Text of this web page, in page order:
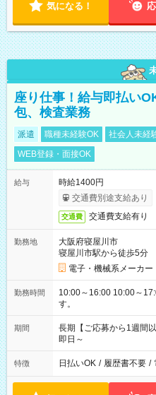
気になる！
座り仕事！給与即払い
包、検査業務
派遣 職種未経験OK 社会人未経
WEB登録・面接OK
給与
時給1400円
交通費別途支給あり
交通費 交通費支給有り
勤務地
大阪府寝屋川市
寝屋川市駅から徒歩5分
電子・機械系メーカー
勤務時間
10:00～16:00 10:00～17:00 ※表記のうち実働5時間から6
す。
期間
長期【ご応募から1週間
即日～
特徴 日払いOK / 履歴書不要 /